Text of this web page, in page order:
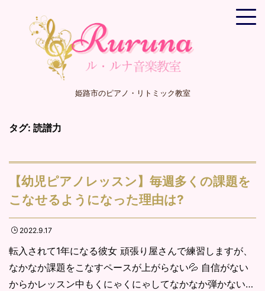
姫路市のピアノ・リトミック教室
タグ: 読譜力
【幼児ピアノレッスン】毎週多くの課題を
こなせるようになった理由は?
2022.9.17
転入されて1年になる彼女 頑張り屋さんで練習しますが、
なかなか課題をこなすペースが上がらない💦 自信がない
からかレッスン中もくにゃくにゃしてなかなか弾かない…